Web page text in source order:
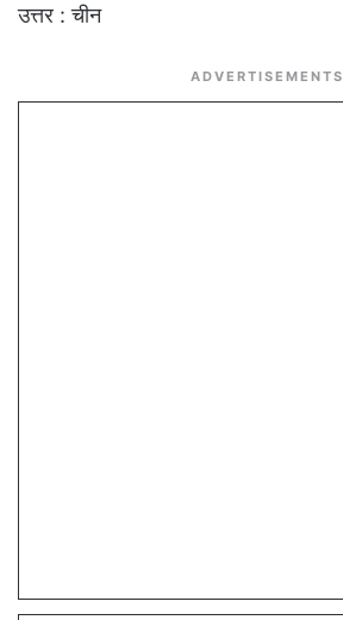
उत्तर : चीन
ADVERTISEMENTS